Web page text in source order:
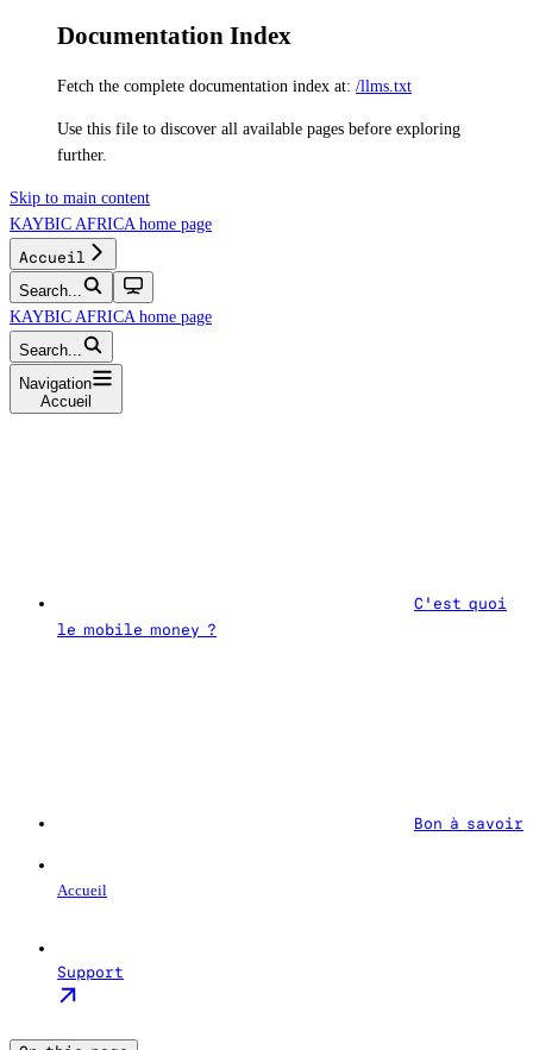
Documentation Index
Fetch the complete documentation index at: /llms.txt
Use this file to discover all available pages before exploring
further.
Skip to main content
KAYBIC AFRICA home page
Accueil
Search...
KAYBIC AFRICA home page
Search...
Navigation
Accueil
C'est quoi
le mobile money ?
Bon à savoir
Accueil
Support